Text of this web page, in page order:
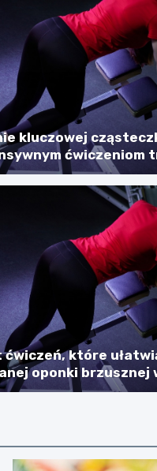
kluczowej
ćwiczeniom
które
oponki brzusznej